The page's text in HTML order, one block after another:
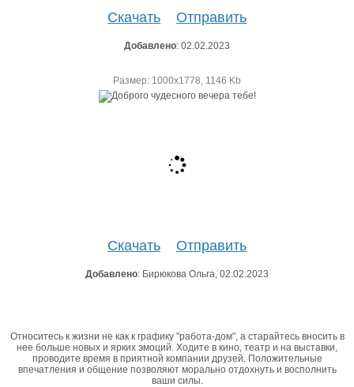
Скачать Отправить
Добавлено: 02.02.2023
Размер: 1000х1778, 1146 Kb
Скачать Отправить
Добавлено: Бирюкова Ольга, 02.02.2023
Относитесь к жизни не как к графику "работа-дом", а старайтесь вносить в
нее больше новых и ярких эмоций. Ходите в кино, театр и на выставки,
проводите время в приятной компании друзей. Положительные
впечатления и общение позволяют морально отдохнуть и восполнить
ваши силы.